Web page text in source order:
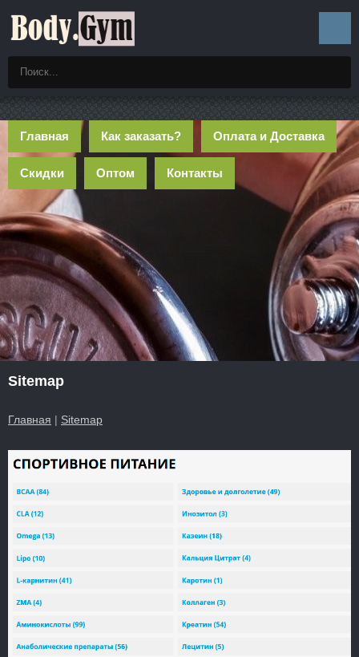
Главная Как заказать? Оплата и Доставка
Скидки Оптом Контакты
Sitemap
Главная | Sitemap